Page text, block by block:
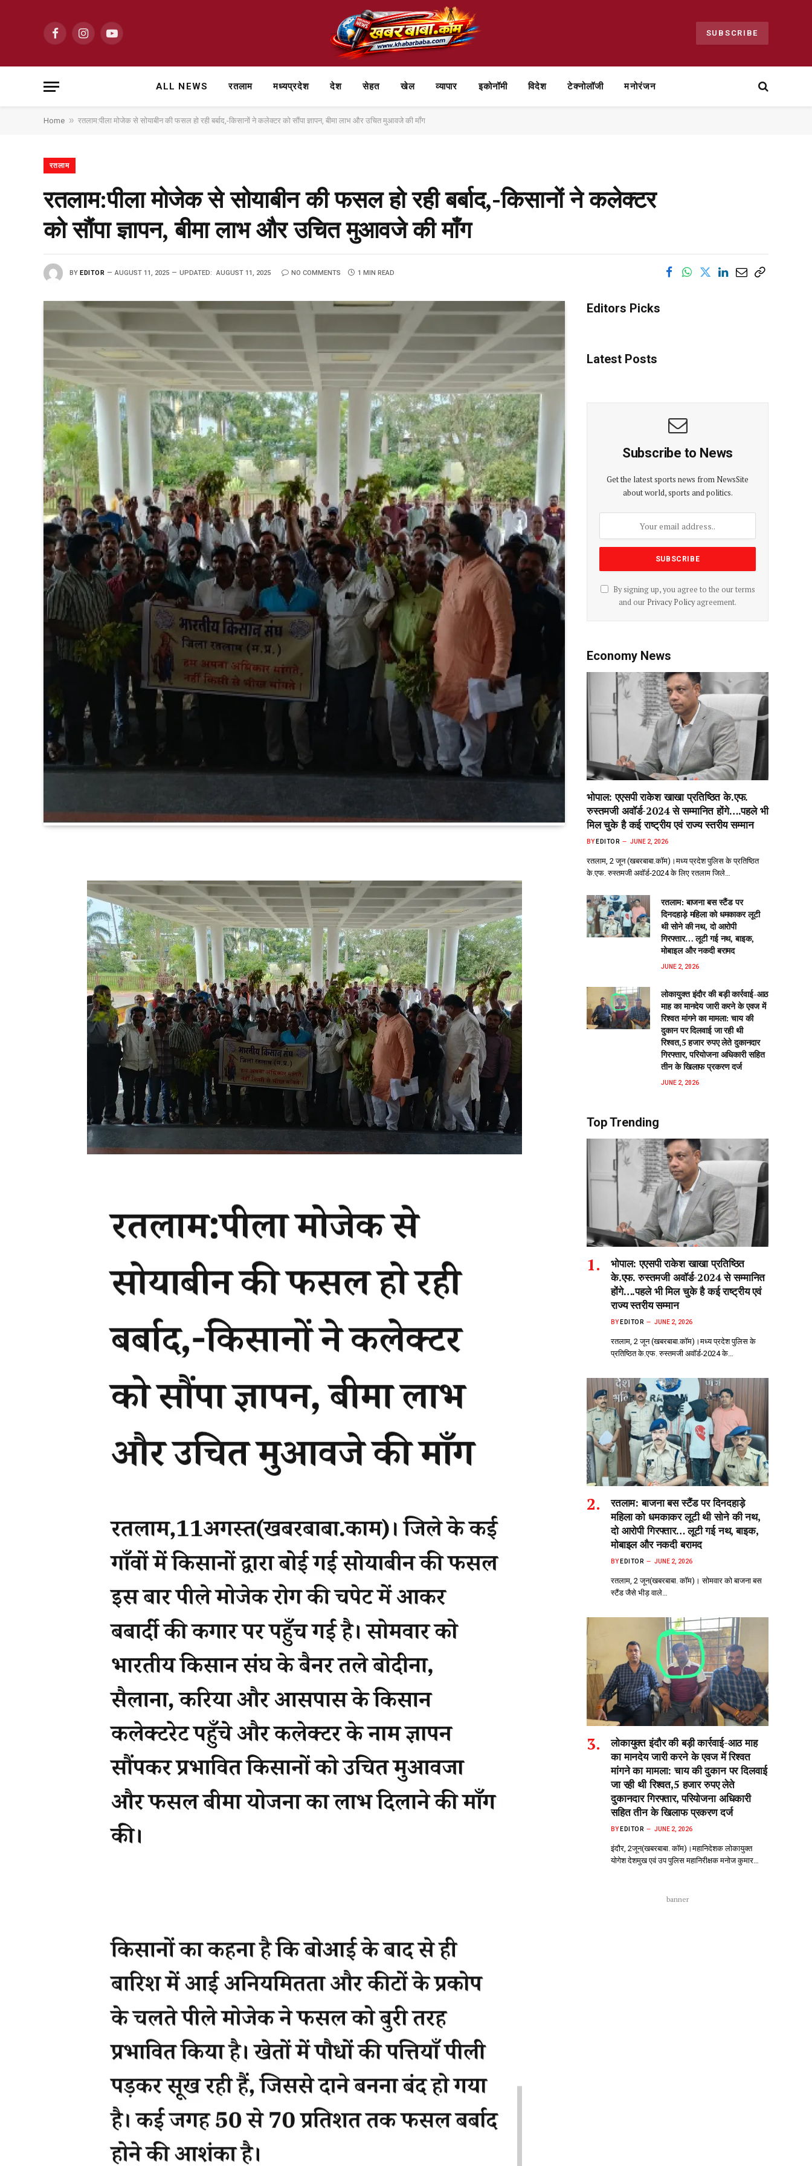
FacebookInstagramYouTube SUBSCRIBE
ALL NEWS रतलाम मध्यप्रदेश देश सेहत खेल व्यापार ⁠इकोनॉमी विदेश टेक्नोलॉजी मनोरंजन
Home » रतलाम:पीला मोजेक से सोयाबीन की फसल हो रही बर्बाद,-किसानों ने कलेक्टर को सौंपा ज्ञापन, बीमा लाभ और उचित मुआवजे की माँग
रतलाम
रतलाम:पीला मोजेक से सोयाबीन की फसल हो रही बर्बाद,-किसानों ने कलेक्टर
को सौंपा ज्ञापन, बीमा लाभ और उचित मुआवजे की माँग
BY EDITOR AUGUST 11, 2025 UPDATED: AUGUST 11, 2025 NO COMMENTS 1 MIN READ
Editors Picks
Latest Posts
Subscribe to News
Get the latest sports news from NewsSite
about world, sports and politics.
By signing up, you agree to the our terms
and our Privacy Policyagreement.
Economy News
भोपाल: एएसपी राकेश‌ खाखा प्रतिष्ठित के.एफ.
रुस्तमजी अवॉर्ड-2024 से सम्मानित होंगे….पहले भी
मिल चुके है कई राष्ट्रीय एवं राज्य स्तरीय सम्मान
BY EDITOR JUNE 2, 2026
रतलाम, 2 जून (खबरबाबा.कॉम)।मध्य प्रदेश पुलिस के प्रतिष्ठित
के.एफ. रुस्तमजी अवॉर्ड-2024 के लिए रतलाम जिले…
रतलाम: बाजना बस स्टैंड पर
दिनदहाड़े महिला को धमकाकर लूटी
थी सोने की नथ, दो आरोपी
गिरफ्तार… लूटी गई नथ, बाइक,
मोबाइल और नकदी बरामद
JUNE 2, 2026
लोकायुक्त इंदौर की बड़ी कार्रवाई-आठ
माह का मानदेय जारी करने के एवज में
रिश्वत मांगने का मामला: चाय की
दुकान पर दिलवाई जा रही थी
रिश्वत,5 हजार रुपए लेते दुकानदार
गिरफ्तार, परियोजना अधिकारी सहित
तीन के खिलाफ प्रकरण दर्ज
JUNE 2, 2026
Top Trending
भोपाल: एएसपी राकेश‌ खाखा प्रतिष्ठित
के.एफ. रुस्तमजी अवॉर्ड-2024 से सम्मानित
होंगे….पहले भी मिल चुके है कई राष्ट्रीय एवं
राज्य स्तरीय सम्मान
BY EDITOR JUNE 2, 2026
रतलाम, 2 जून (खबरबाबा.कॉम)।मध्य प्रदेश पुलिस के
प्रतिष्ठित के.एफ. रुस्तमजी अवॉर्ड-2024 के…
रतलाम: बाजना बस स्टैंड पर दिनदहाड़े
महिला को धमकाकर लूटी थी सोने की नथ,
दो आरोपी गिरफ्तार… लूटी गई नथ, बाइक,
मोबाइल और नकदी बरामद
BY EDITOR JUNE 2, 2026
रतलाम, 2 जून(खबरबाबा. कॉम)। सोमवार को बाजना बस
स्टैंड जैसे भीड़‌ वाले…
लोकायुक्त इंदौर की बड़ी कार्रवाई-आठ माह
का मानदेय जारी करने के एवज में रिश्वत
मांगने का मामला: चाय की दुकान पर दिलवाई
जा रही थी रिश्वत,5 हजार रुपए लेते
दुकानदार गिरफ्तार, परियोजना अधिकारी
सहित तीन के खिलाफ प्रकरण दर्ज
BY EDITOR JUNE 2, 2026
इंदौर, 2जून(खबरबाबा. कॉम)।महानिदेशक लोकायुक्त
योगेश देशमुख एवं उप पुलिस महानिरीक्षक मनोज कुमार…
banner